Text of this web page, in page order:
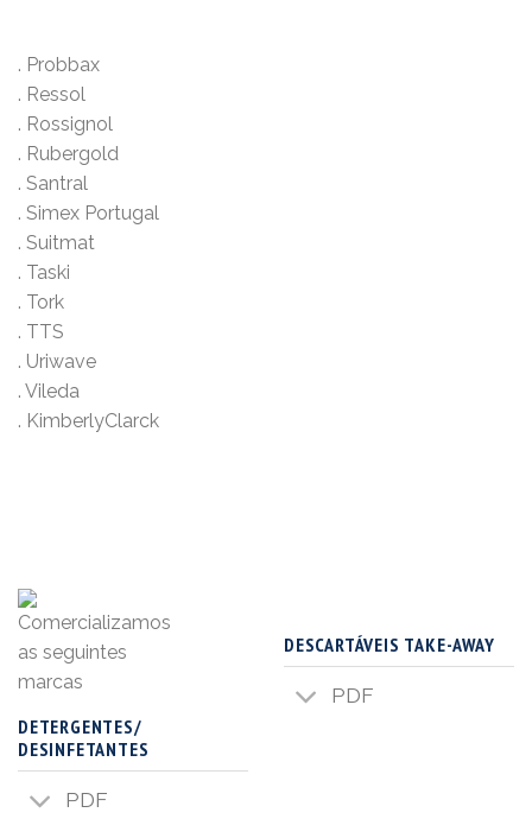
. Probbax
. Ressol
. Rossignol
. Rubergold
. Santral
. Simex Portugal
. Suitmat
. Taski
. Tork
. TTS
. Uriwave
. Vileda
. KimberlyClarck
DETERGENTES/
DESINFETANTES
PDF
DESCARTÁVEIS TAKE-AWAY
PDF